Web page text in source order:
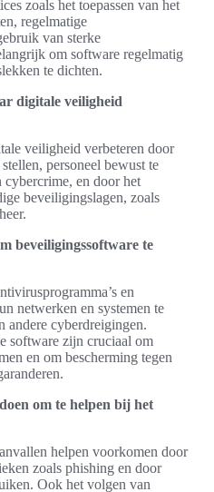
zoals het toepassen van het
regelmatige
van sterke
om software regelmatig
te dichten.
digitale veiligheid
veiligheid verbeteren door
personeel bewust te
en door het
beveiligingslagen, zoals
beveiligingssoftware te
en
netwerken en systemen te
andere cyberdreigingen.
software zijn cruciaal om
en om bescherming tegen
om te helpen bij het
helpen voorkomen door
zoals phishing en door
Ook het volgen van